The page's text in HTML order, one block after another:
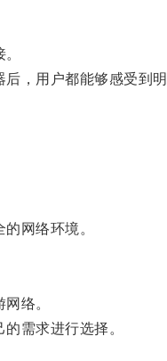
用户都能够感受到明
网络环境。
络。
需求进行选择。